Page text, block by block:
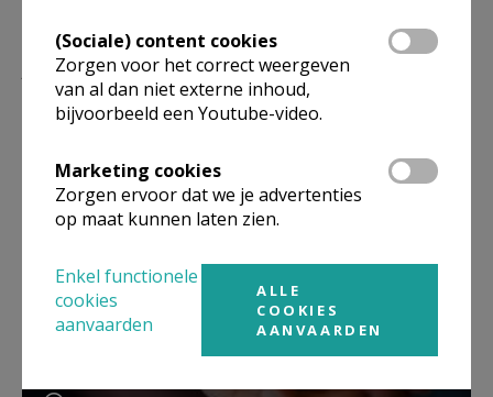
Lees meer
(Sociale) content cookies
Zorgen voor het correct weergeven
van al dan niet externe inhoud,
bijvoorbeeld een Youtube-video.
Marketing cookies
Zorgen ervoor dat we je advertenties
op maat kunnen laten zien.
Enkel functionele
cookies
aanvaarden
ALLE
COOKIES
AANVAARDEN